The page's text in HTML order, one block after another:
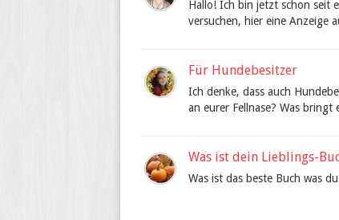
Hallo! Ich bin jetzt schon seit
versuchen, hier eine Anzeige
Für Hundebesitzer
Ich denke, dass auch
an eurer Fellnase? Was bringt
Was ist dein Lieblings-
Was ist das beste Buch was